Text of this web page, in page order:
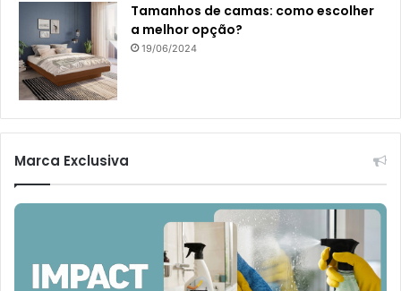
Tamanhos de camas: como escolher
a melhor opção?
19/06/2024
Marca Exclusiva